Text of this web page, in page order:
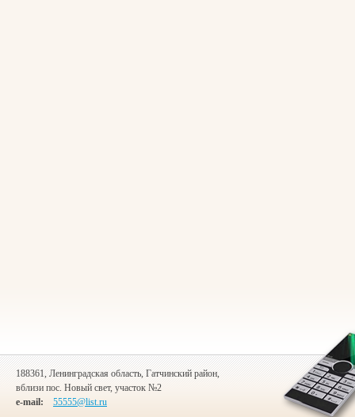
188361, Ленинградская область, Гатчинский район,
вблизи пос. Новый свет, участок №2
e-mail:
55555@list.ru